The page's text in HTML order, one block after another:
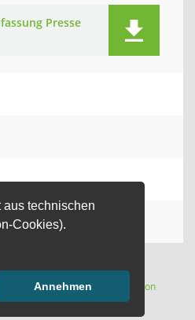
aus technischen
Cookies).
Annehmen
Presse
Software:Sitzungsdienst Session(Wird in